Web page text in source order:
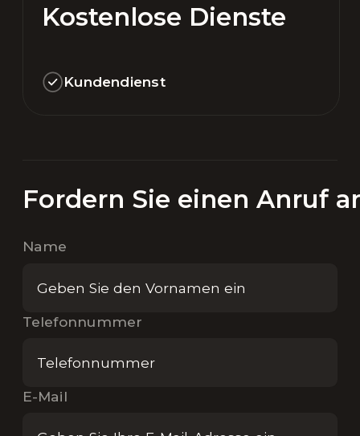
Kostenlose Dienste
Kundendienst
Fordern Sie einen Anruf
Name
Telefonnummer
E-Mail